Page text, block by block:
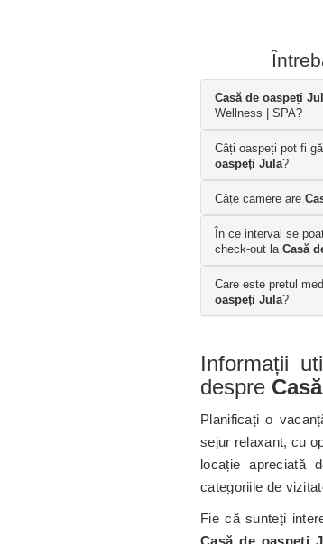
Casă de oaspeți
Wellness | SPA?
Câți oaspeți pot fi
oaspeți Jula?
Câțe camere are
În ce interval se
check-out la Casă
Care este pretul
oaspeți Jula?
Informații
despre
Planificați o
sejur relaxant, cu
locație apreciată
categoriile de
Fie că sunteți
Casă de oaspeți